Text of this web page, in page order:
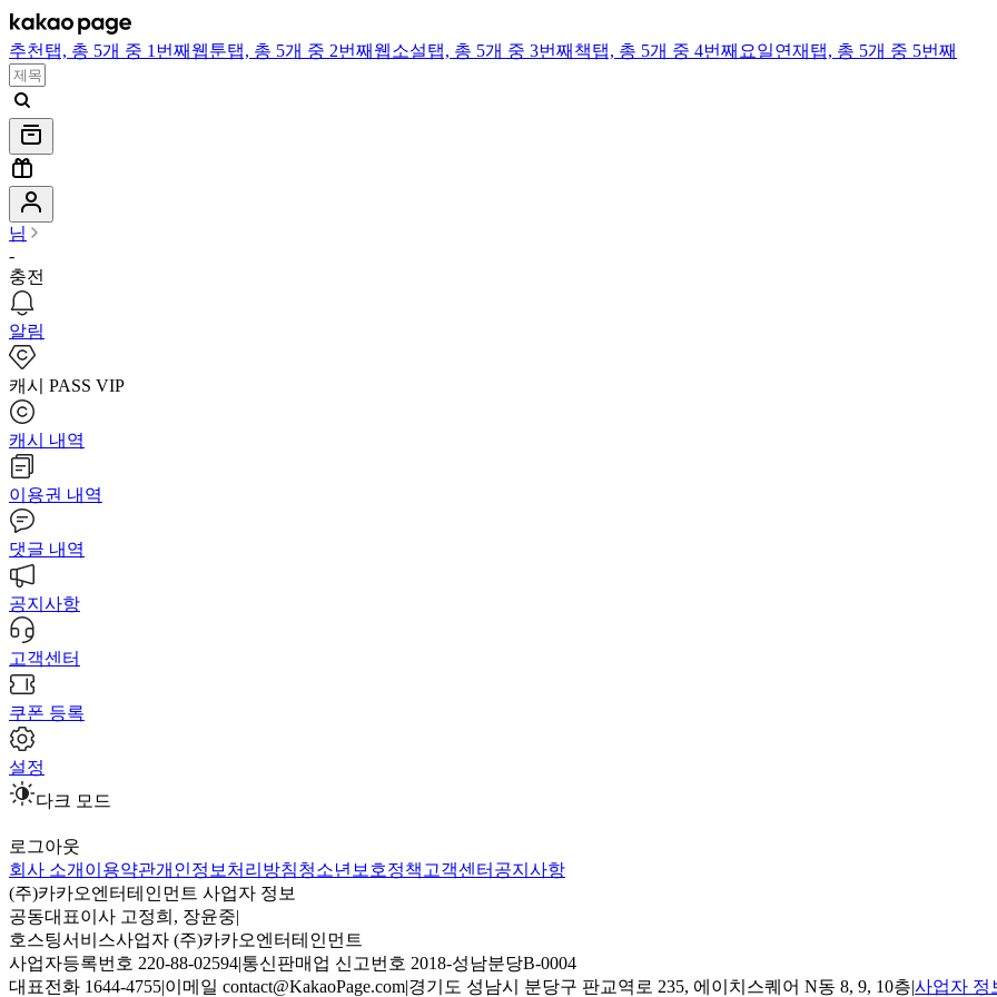
추천 탭, 총 5개 중 1번째 웹툰탭, 총 5개 중 2번째 웹소설탭, 총 5개 중 3번째 책탭, 총 5개 중 4번째 요일연재 탭, 총 5개 중 5번째
님
-
충전
알림
캐시 PASS VIP
캐시 내역
이용권 내역
댓글 내역
공지사항
고객센터
쿠폰 등록
설정
다크 모드
로그아웃
회사 소개 이용약관개인정보처리방침청소년보호정책 고객센터 공지사항
(주)카카오엔터테인먼트 사업자 정보
공동대표이사 고정희, 장윤중|
호스팅서비스사업자 (주)카카오엔터테인먼트
사업자등록번호 220-88-02594|통신판매업 신고번호 2018-성남분당B-0004
대표전화 1644-4755|이메일 contact@KakaoPage.com|경기도 성남시 분당구 판교역로 235, 에이치스퀘어 N동 8, 9, 10층|사업자 정